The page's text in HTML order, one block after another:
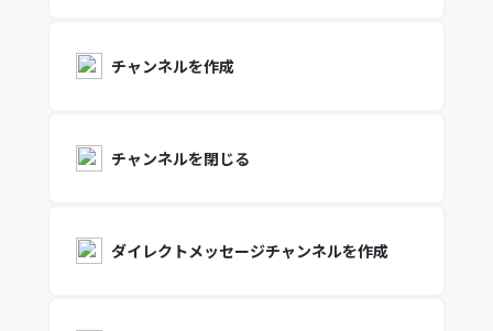
チャンネルを作成
チャンネルを閉じる
ダイレクトメッセージチャンネルを作成